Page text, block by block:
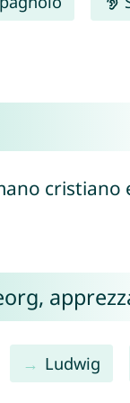
cristiano
Ludwig